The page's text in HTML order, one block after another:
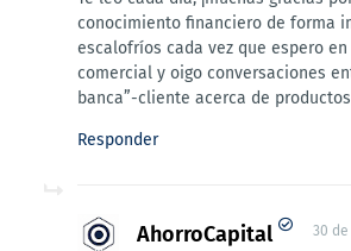
conocimiento financiero de forma
escalofríos cada vez que espero
comercial y oigo conversaciones
banca”-cliente acerca de
Responder
AhorroCapital 30 de